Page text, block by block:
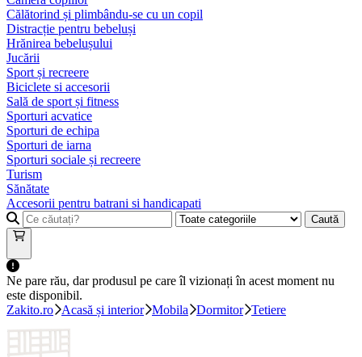
Călătorind și plimbându-se cu un copil
Distracție pentru bebeluși
Hrănirea bebelușului
Jucării
Sport și recreere
Biciclete si accesorii
Sală de sport și fitness
Sporturi acvatice
Sporturi de echipa
Sporturi de iarna
Sporturi sociale și recreere
Turism
Sănătate
Accesorii pentru batrani si handicapati
Caută
Ne pare rău, dar produsul pe care îl vizionați în acest moment nu
este disponibil.
Zakito.ro
Acasă și interior Mobila Dormitor Tetiere